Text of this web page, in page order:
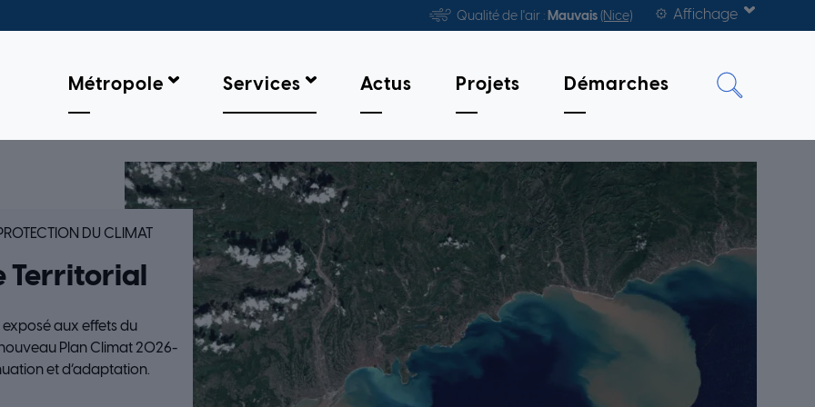
Qualité de l'air : Mauvais (Nice) Affichage
Métropole Services Actus Projets Démarches
DU CLIMAT
AIR ÉNERGIE TERRITORIAL
Territorial
exposé aux effets du
Plan Climat 2026-
et d’adaptation.